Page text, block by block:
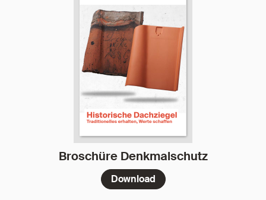
Broschüre Denkmalschutz
Download